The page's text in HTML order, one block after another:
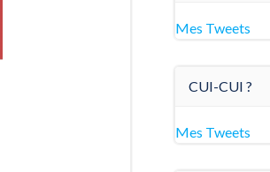
Mes Tweets
CUI-CUI ?
Mes Tweets